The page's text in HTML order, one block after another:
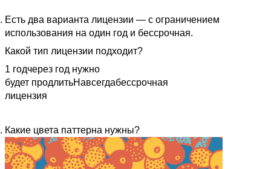
Есть два варианта лицензии — с ограничением
использования на один год и бессрочная.
Какой тип лицензии подходит?
1 годчерез год нужно
будет продлитьНавсегдабессрочная
лицензия
Какие цвета паттерна нужны?